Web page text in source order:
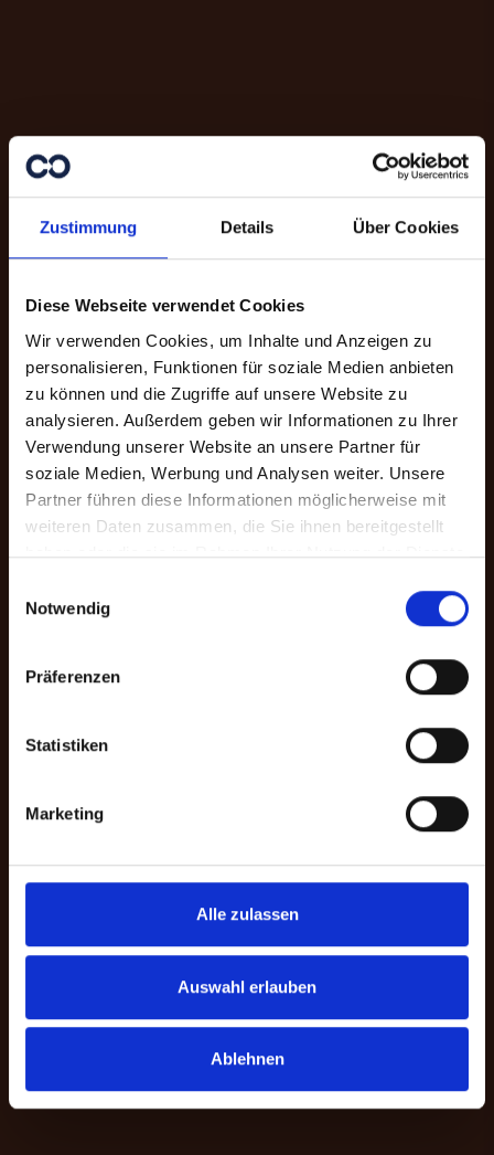
Zustimmung Details Über Cookies
Diese Webseite verwendet Cookies
Wir verwenden Cookies, um Inhalte und Anzeigen zu
personalisieren, Funktionen für soziale Medien anbieten
zu können und die Zugriffe auf unsere Website zu
analysieren. Außerdem geben wir Informationen zu Ihrer
Verwendung unserer Website an unsere Partner für
soziale Medien, Werbung und Analysen weiter. Unsere
Partner führen diese Informationen möglicherweise mit
weiteren Daten zusammen, die Sie ihnen bereitgestellt
haben oder die sie im Rahmen Ihrer Nutzung der Dienste
Notwendig
Präferenzen
Statistiken
Marketing
Alle zulassen
Auswahl erlauben
Ablehnen
Danke für Ihre
Unterstützung.
Mit Ihrer Online-Spende unterstützen
Sie Menschen in Not. Sie haben die
und einer zweckgebundenen Spende